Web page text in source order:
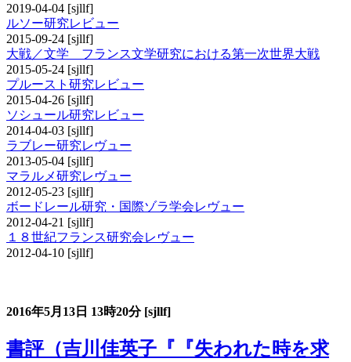
2019-04-04 [sjllf]
ルソー研究レビュー
2015-09-24 [sjllf]
大戦／文学 フランス文学研究における第一次世界大戦
2015-05-24 [sjllf]
プルースト研究レビュー
2015-04-26 [sjllf]
ソシュール研究レビュー
2014-04-03 [sjllf]
ラブレー研究レヴュー
2013-05-04 [sjllf]
マラルメ研究レヴュー
2012-05-23 [sjllf]
ボードレール研究・国際ゾラ学会レヴュー
2012-04-21 [sjllf]
１８世紀フランス研究会レヴュー
2012-04-10 [sjllf]
2016年5月13日 13時20分 [sjllf]
書評（吉川佳英子『『失われた時を求